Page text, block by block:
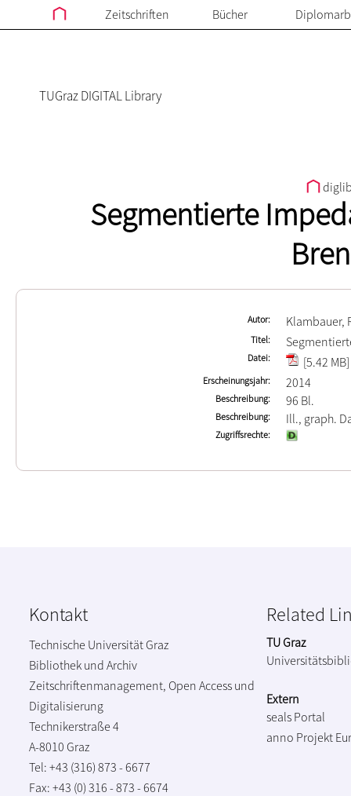
Zeitschriften Bücher
TUGraz DIGITAL Library
Segmentierte
Autor Klambauer,
Titel
Datei [5.42 MB]
Erscheinungsjahr 2014
Beschreibung 96 Bl.
Beschreibung Ill., graph.
Zugriffsrechte
Kontakt
Technische Universität Graz
Bibliothek und Archiv
Zeitschriftenmanagement, Open Access und
Digitalisierung
Technikerstraße 4
A-8010 Graz
Tel: +43 (316) 873 - 6677
Fax: +43 (0) 316 - 873 - 6674
Related
TU Graz
Extern
seals Portal
anno Projekt